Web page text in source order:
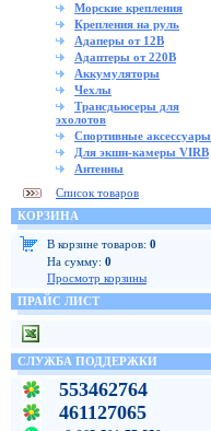
Морские крепления
Крепления на руль
Адаперы от 12В
Адаптеры от 220В
Аккумуляторы
Чехлы
Трансдьюсеры для
эхолотов
Спортивные аксессуары
Для экшн-камеры VIRB
Антенны
Список товаров
КОРЗИНА
В корзине товаров: 0
На сумму: 0
Просмотр корзины
ПРАЙС ЛИСТ
СЛУЖБА ПОДДЕРЖКИ
553462764
461127065